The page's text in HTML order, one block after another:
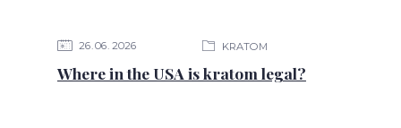
26 06 2026 KRATOM
Where in the USA is kratom legal?